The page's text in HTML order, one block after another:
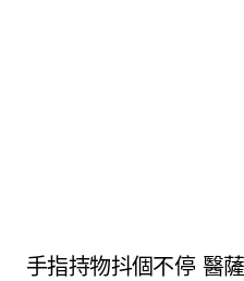
手指持物抖個不停 醫